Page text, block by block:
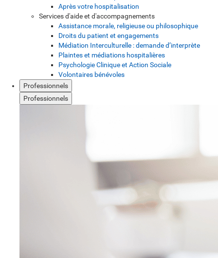
Après votre hospitalisation
Services d'aide et d'accompagnements
Assistance morale, religieuse ou philosophique
Droits du patient et engagements
Médiation Interculturelle : demande d’interprète
Plaintes et médiations hospitalières
Psychologie Clinique et Action Sociale
Volontaires bénévoles
Professionnels
Professionnels